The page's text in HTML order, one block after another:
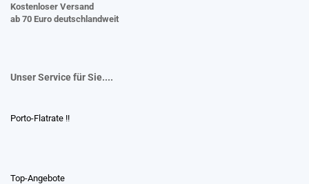
Kostenloser Versand
ab 70 Euro deutschlandweit
Unser Service für Sie....
Porto-Flatrate !!
Top-Angebote